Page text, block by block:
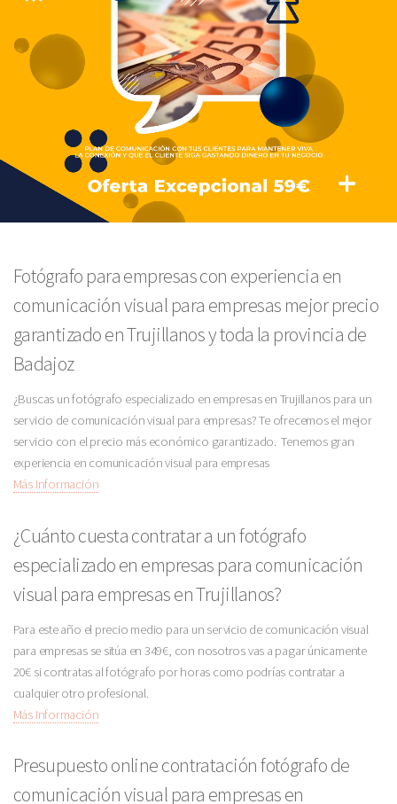
Fotógrafo para empresas con experiencia en
comunicación visual para empresas mejor precio
garantizado en Trujillanos y toda la provincia de
Badajoz
¿Buscas un fotógrafo especializado en empresas en Trujillanos para un
servicio de comunicación visual para empresas? Te ofrecemos el mejor
servicio con el precio más económico garantizado. Tenemos gran
experiencia en comunicación visual para empresas
Más Información
¿Cuánto cuesta contratar a un fotógrafo
especializado en empresas para comunicación
visual para empresas en Trujillanos?
Para este año el precio medio para un servicio de comunicación visual
para empresas se sitúa en 349€, con nosotros vas a pagar únicamente
20€ si contratas al fotógrafo por horas como podrías contratar a
cualquier otro profesional.
Más Información
Presupuesto online contratación fotógrafo de
comunicación visual para empresas en